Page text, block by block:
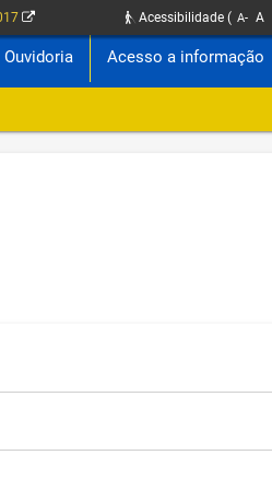
Acessibilidade ( A- A
Ouvidoria Acesso a informação